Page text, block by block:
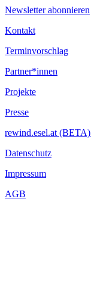
Newsletter abonnieren
Kontakt
Terminvorschlag
Partner*innen
Projekte
Presse
rewind.esel.at (BETA)
Datenschutz
Impressum
AGB